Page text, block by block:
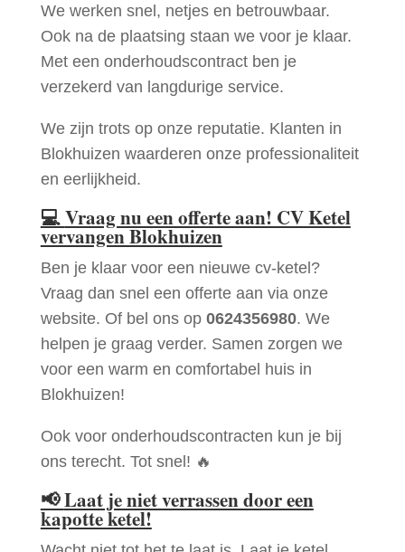
We werken snel, netjes en betrouwbaar.
Ook na de plaatsing staan we voor je klaar.
Met een onderhoudscontract ben je
verzekerd van langdurige service.
We zijn trots op onze reputatie. Klanten in
Blokhuizen waarderen onze professionaliteit
en eerlijkheid.
💻Vraag nu een offerte aan! CV Ketel
vervangen Blokhuizen
Ben je klaar voor een nieuwe cv-ketel?
Vraag dan snel een offerte aan via onze
website. Of bel ons op 0624356980. We
helpen je graag verder. Samen zorgen we
voor een warm en comfortabel huis in
Blokhuizen!
Ook voor onderhoudscontracten kun je bij
ons terecht. Tot snel! 🔥
📢Laat je niet verrassen door een
kapotte ketel!